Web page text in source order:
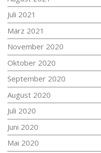
Juli 2021
März 2021
November 2020
Oktober 2020
September 2020
August 2020
Juli 2020
Juni 2020
Mai 2020